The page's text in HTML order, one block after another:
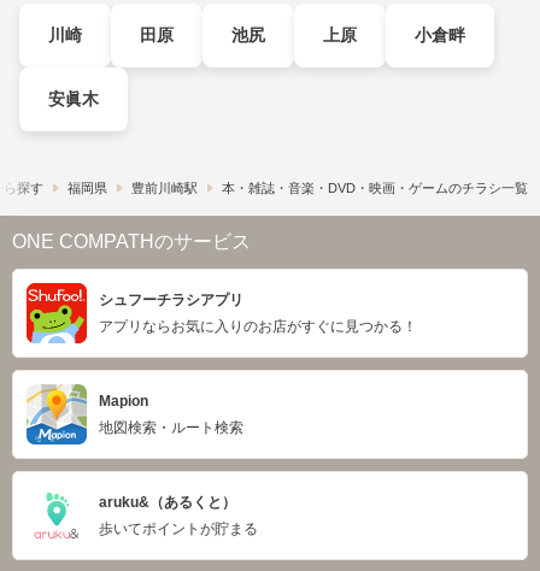
川崎 田原 池尻 上原 小倉畔
安眞木
ら探す 福岡県 豊前川崎駅 本・雑誌・音楽・DVD・映画・ゲームのチラシ一覧
ONE COMPATHのサービス
シュフーチラシアプリ
アプリならお気に入りのお店がすぐに見つかる！
Mapion
地図検索・ルート検索
aruku&（あるくと）
歩いてポイントが貯まる